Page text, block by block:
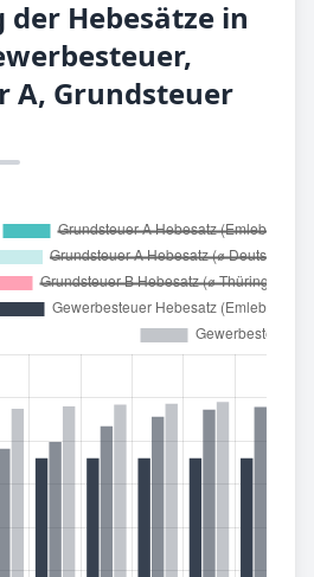
Hebesätze in
A, Grundsteuer